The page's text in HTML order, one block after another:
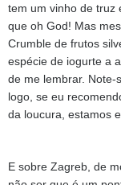
tem um vinho de truz
que oh God! Mas
Crumble de frutos
espécie de iogurte a
de me lembrar. Note-
logo, se eu
da loucura, estamos
E sobre Zagreb, de